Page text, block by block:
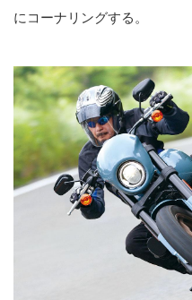
にコーナリングする。